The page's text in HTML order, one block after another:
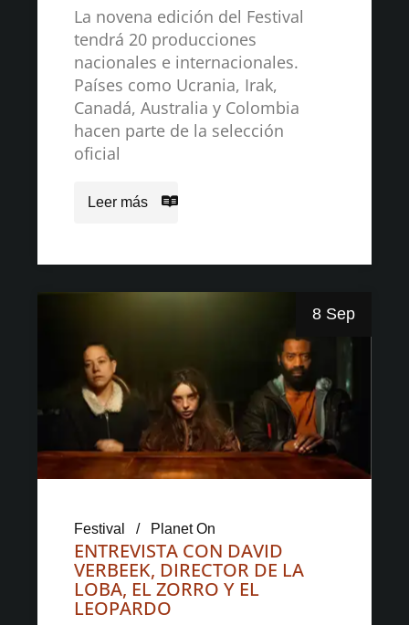
La novena edición del Festival
tendrá 20 producciones
nacionales e internacionales.
Países como Ucrania, Irak,
Canadá, Australia y Colombia
hacen parte de la selección
oficial
Leer más
8 Sep
Festival Planet On
ENTREVISTA CON DAVID
VERBEEK, DIRECTOR DE LA
LOBA, EL ZORRO Y EL
LEOPARDO